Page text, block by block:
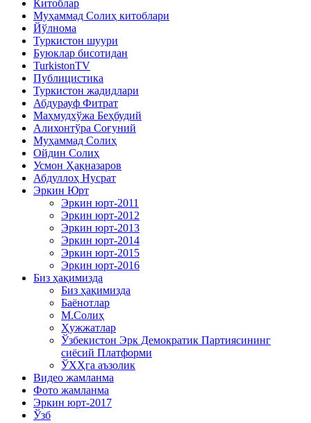
Китоблар
Муҳаммад Солиҳ китоблари
Йўлнома
Туркистон шуури
Буюклар бисотидан
TurkistonTV
Публицистика
Туркистон жадидлари
Абдурауф Фитрат
Маҳмудхўжа Беҳбудий
Алихонтўра Соғуний
Муҳаммад Солиҳ
Ойдин Солиҳ
Усмон Ҳақназаров
Абдуллоҳ Нусрат
Эркин Юрт
Эркин юрт-2011
Эркин юрт-2012
Эркин юрт-2013
Эркин юрт-2014
Эркин юрт-2015
Эркин юрт-2016
Биз ҳақимизда
Биз ҳақимизда
Баёнотлар
М.Солиҳ
Ҳужжатлар
Ўзбекистон Эрк Демократик Партиясининг
сиёсий Платформи
ЎХҲга аъзолик
Видео жамланма
Фото жамланма
Эркин юрт-2017
Ўзб